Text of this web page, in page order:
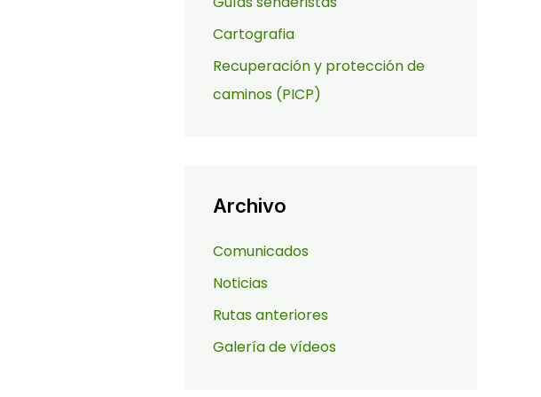
Cartografia
Recuperación y protección de
caminos (PICP)
Archivo
Comunicados
Noticias
Rutas anteriores
Galería de vídeos